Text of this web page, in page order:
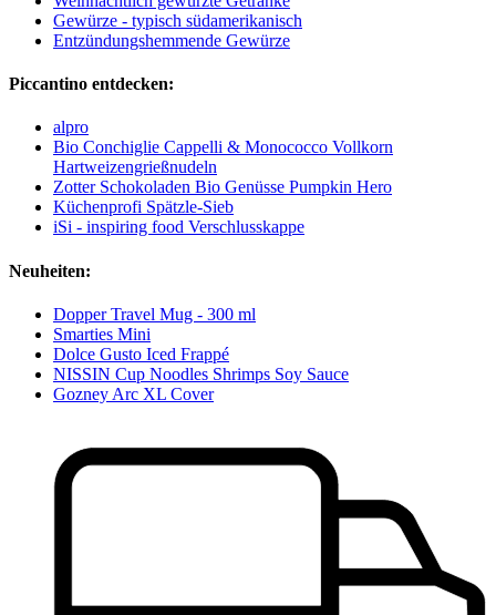
Gewürze - typisch südamerikanisch
Entzündungshemmende Gewürze
Piccantino entdecken:
alpro
Bio Conchiglie Cappelli & Monococco Vollkorn
Hartweizengrießnudeln
Zotter Schokoladen Bio Genüsse Pumpkin Hero
Küchenprofi Spätzle-Sieb
iSi - inspiring food Verschlusskappe
Neuheiten:
Dopper Travel Mug - 300 ml
Smarties Mini
Dolce Gusto Iced Frappé
NISSIN Cup Noodles Shrimps Soy Sauce
Gozney Arc XL Cover